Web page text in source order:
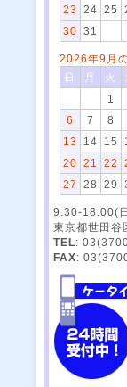
23
24 25
30
31
2026年9月
日
月 火
1
6
7 8
13
14 15
20
21 22
27
28 29
9:30-18:00(
東京都世田谷
TEL:
FAX: